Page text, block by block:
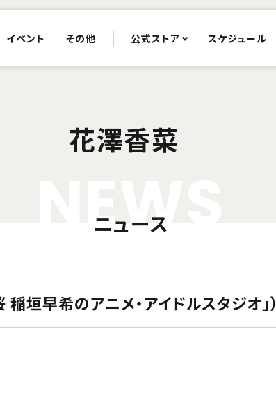
イベント その他 公式ストア スケジュール
花澤香菜
EW
ニュース
垣早希のアニメ・アイドルスタジオ」）